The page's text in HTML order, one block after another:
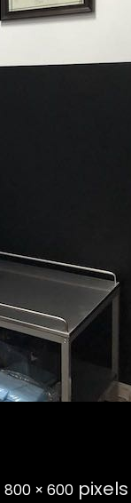
800 × 600pixels